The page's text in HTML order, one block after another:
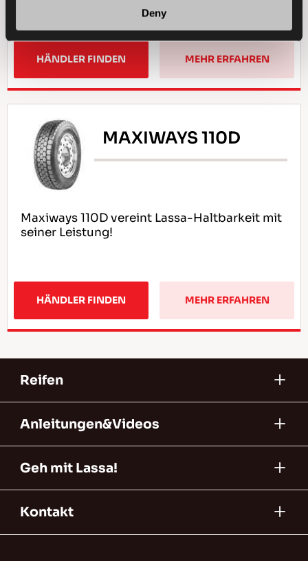
Deny
HÄNDLER FINDEN MEHR ERFAHREN
MAXIWAYS 110D
Maxiways 110D vereint Lassa-Haltbarkeit mit
seiner Leistung!
HÄNDLER FINDEN MEHR ERFAHREN
Reifen
Anleitungen&Videos
Geh mit Lassa!
Kontakt